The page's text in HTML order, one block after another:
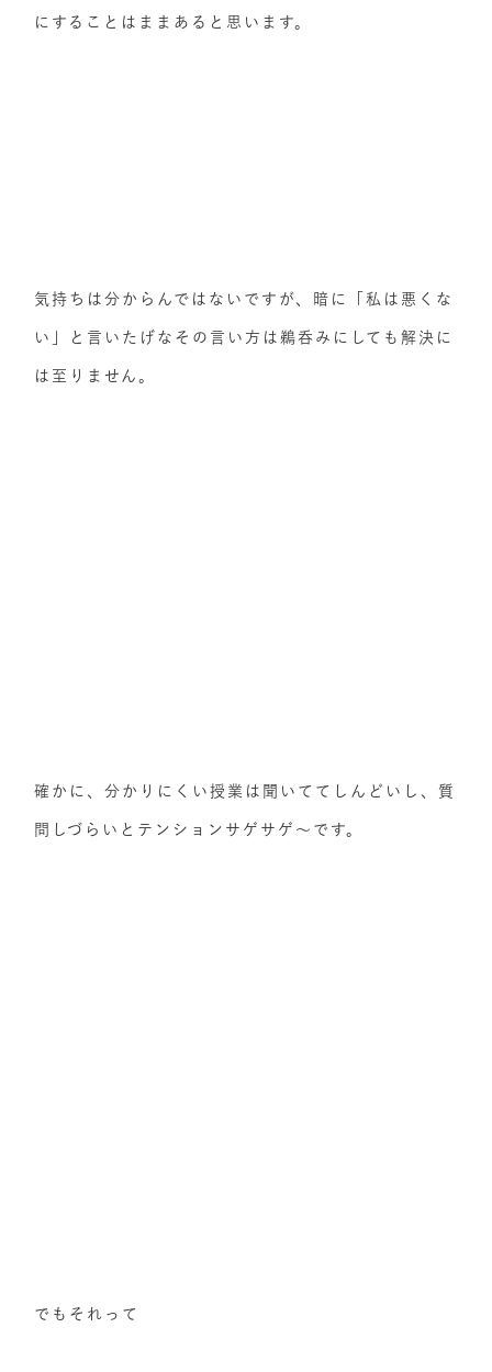
にすることはままあると思います。
気持ちは分からんではないですが、暗に「私は悪くな
い」と言いたげなその言い方は鵜呑みにしても解決に
は至りません。
確かに、分かりにくい授業は聞いててしんどいし、質
問しづらいとテンションサゲサゲ～です。
でもそれって